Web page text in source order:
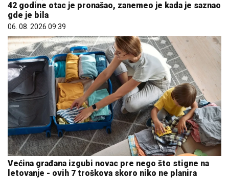
42 godine otac je pronašao, zanemeo je kada je saznao
gde je bila
06. 08. 2026 09:39
Većina građana izgubi novac pre nego što stigne na
letovanje - ovih 7 troškova skoro niko ne planira